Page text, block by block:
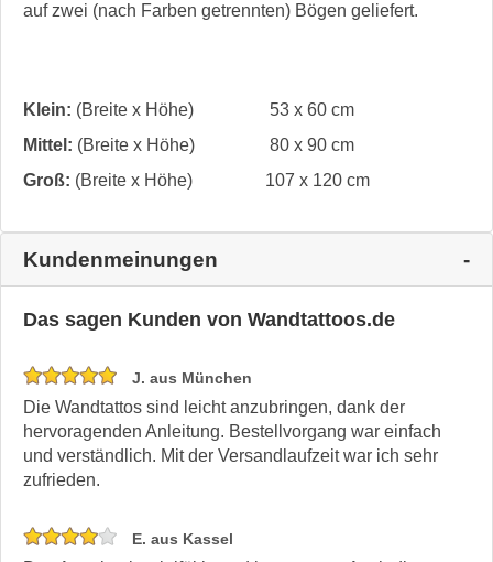
auf zwei (nach Farben getrennten) Bögen geliefert.
Klein: (Breite x Höhe)
53 x 60 cm
Mittel: (Breite x Höhe)
80 x 90 cm
Groß: (Breite x Höhe) 107 x 120 cm
Kundenmeinungen
Das sagen Kunden von Wandtattoos.de
J. aus München
Die Wandtattos sind leicht anzubringen, dank der
hervoragenden Anleitung. Bestellvorgang war einfach
und verständlich. Mit der Versandlaufzeit war ich sehr
zufrieden.
E. aus Kassel